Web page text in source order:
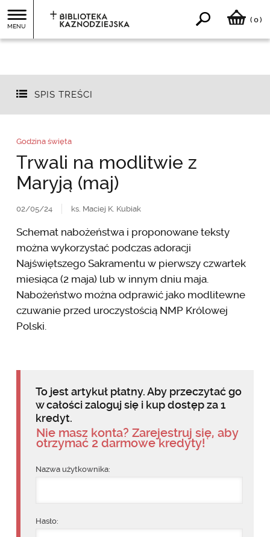
MENU
( 0)
SPIS TREŚCI
Godzina święta
Trwali na modlitwie z
Maryją (maj)
02/05/24 ks. Maciej K. Kubiak
Schemat nabożeństwa i proponowane teksty
można wykorzystać podczas adoracji
Najświętszego Sakramentu w pierwszy czwartek
miesiąca (2 maja) lub w innym dniu maja.
Nabożeństwo można odprawić jako modlitewne
czuwanie przed uroczystością NMP Królowej
Polski.
To jest artykuł płatny. Aby przeczytać go
w całości zaloguj się i kup dostęp za 1
kredyt.
Nie masz konta? Zarejestruj się, aby
otrzymać 2 darmowe kredyty!
Nazwa użytkownika:
Hasło: